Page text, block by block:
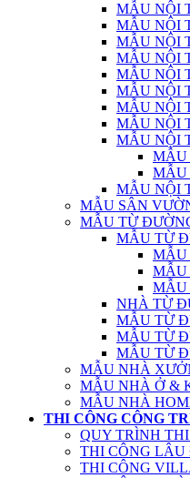
MẪU NỘI
MẪU NỘI
MẪU NỘI
MẪU NỘI
MẪU NỘI
MẪU NỘI
MẪU NỘI
MẪU NỘI
MẪU NỘI
MẪU
MẪU
MẪU NỘI
MẪU SÂN
MẪU TỪ
MẪU TỪ
MẪU
MẪU
MẪU
NHÀ TỪ
MẪU TỪ
MẪU TỪ
MẪU TỪ
MẪU NHÀ
MẪU NHÀ Ở &
MẪU NHÀ
THI CÔNG CÔNG
QUY TRÌNH
THI CÔNG
THI CÔNG